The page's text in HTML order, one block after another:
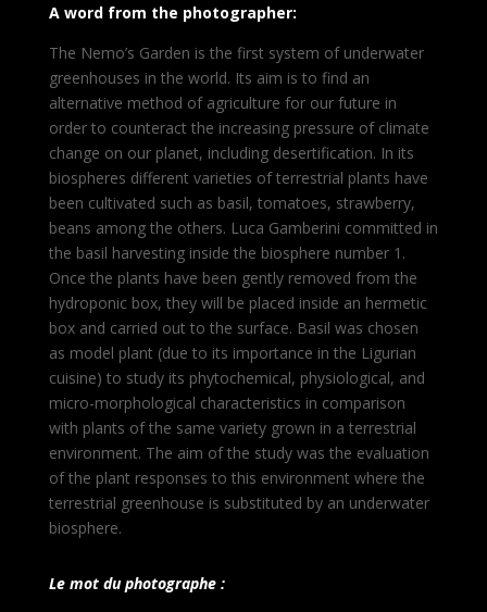
A word from the photographer:
The Nemo’s Garden is the first system of underwater
greenhouses in the world. Its aim is to find an
alternative method of agriculture for our future in
order to counteract the increasing pressure of climate
change on our planet, including desertification. In its
biospheres different varieties of terrestrial plants have
been cultivated such as basil, tomatoes, strawberry,
beans among the others. Luca Gamberini committed in
the basil harvesting inside the biosphere number 1.
Once the plants have been gently removed from the
hydroponic box, they will be placed inside an hermetic
box and carried out to the surface. Basil was chosen
as model plant (due to its importance in the Ligurian
cuisine) to study its phytochemical, physiological, and
micro-morphological characteristics in comparison
with plants of the same variety grown in a terrestrial
environment. The aim of the study was the evaluation
of the plant responses to this environment where the
terrestrial greenhouse is substituted by an underwater
biosphere.
Le mot du photographe :